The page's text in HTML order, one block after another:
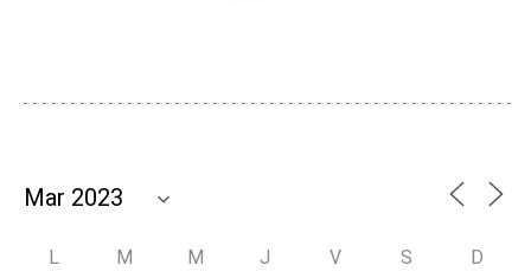
L M M J V S D